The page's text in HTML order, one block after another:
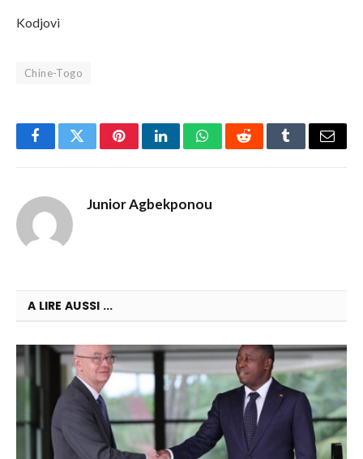
Kodjovi
Chine-Togo
FacebookTwitterPinterestLinkedInWhatsAppRedditTumblrEmail
Junior Agbekponou
A LIRE AUSSI ...